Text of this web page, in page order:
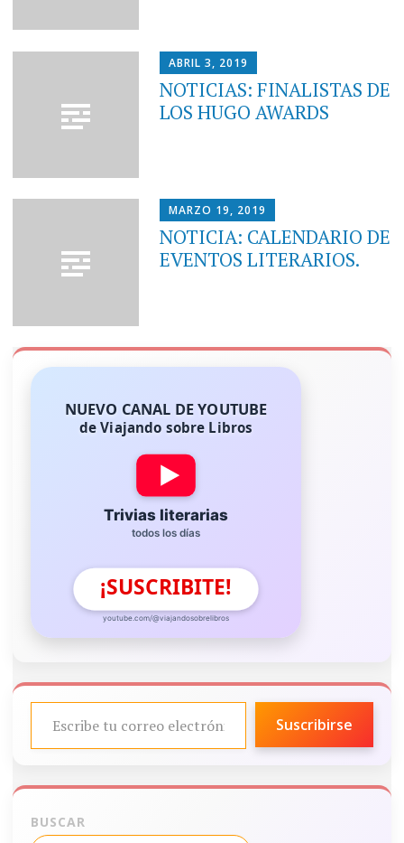
ABRIL 3, 2019
NOTICIAS: FINALISTAS DE
LOS HUGO AWARDS
MARZO 19, 2019
NOTICIA: CALENDARIO DE
EVENTOS LITERARIOS.
NUEVO CANAL DE YOUTUBE
de Viajando sobre Libros
Trivias literarias
todos los días
¡SUSCRIBITE!
youtube.com/@viajandosobrelibros
ESCRIBE TU CORREO ELECTRÓNICO…
Suscribirse
BUSCAR